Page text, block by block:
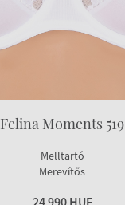
Felina Moments 519
Melltartó
Merevítős
24 990 HUF